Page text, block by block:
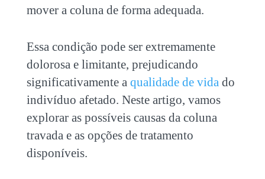
mover a coluna de forma adequada.
Essa condição pode ser extremamente
dolorosa e limitante, prejudicando
significativamente a qualidade de vidado
indivíduo afetado. Neste artigo, vamos
explorar as possíveis causas da coluna
travadae as opções de tratamento
disponíveis.